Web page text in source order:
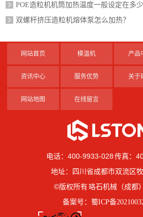
POE造粒机机筒加热温度一般设定在多少
双螺杆挤压造粒机熔体泵怎么加热？
网站首页 模温机 产品
资讯中心 服务优势 关于
网站地图 在线留言
电话：400-9933-028 传真：
地址：四川省成都市双流区
©版权所有 珞石机械（成都
备案号： 蜀ICP备